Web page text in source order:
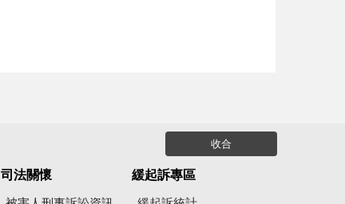
收合
司法關懷 緩起訴專區